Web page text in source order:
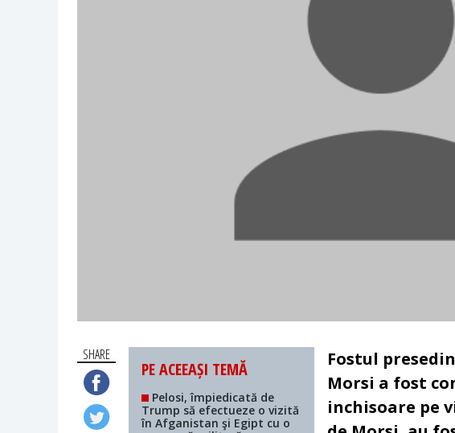
SHARE
PE ACEEAȘI TEMĂ
Pelosi, împiedicată de
Trump să efectueze o vizită
în Afganistan şi Egipt cu o
Fostul
Morsi a fost
inchisoare pe